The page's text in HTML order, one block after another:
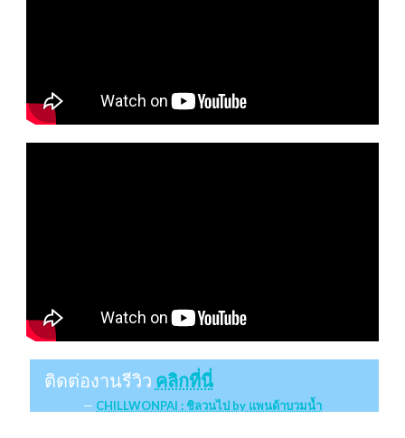
ติดต่องานรีวิว คลิกที่นี่
CHILLWONPAI : ชิลวนไป by แพนด้าบวมน้ำ